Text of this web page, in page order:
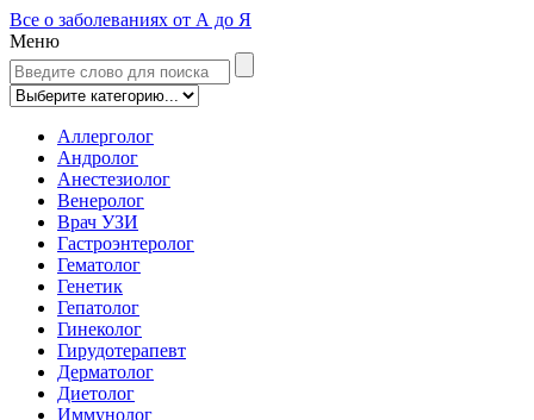
Все о заболеваниях от А до Я
Меню
Аллерголог
Андролог
Анестезиолог
Венеролог
Врач УЗИ
Гастроэнтеролог
Гематолог
Генетик
Гепатолог
Гинеколог
Гирудотерапевт
Дерматолог
Диетолог
Иммунолог